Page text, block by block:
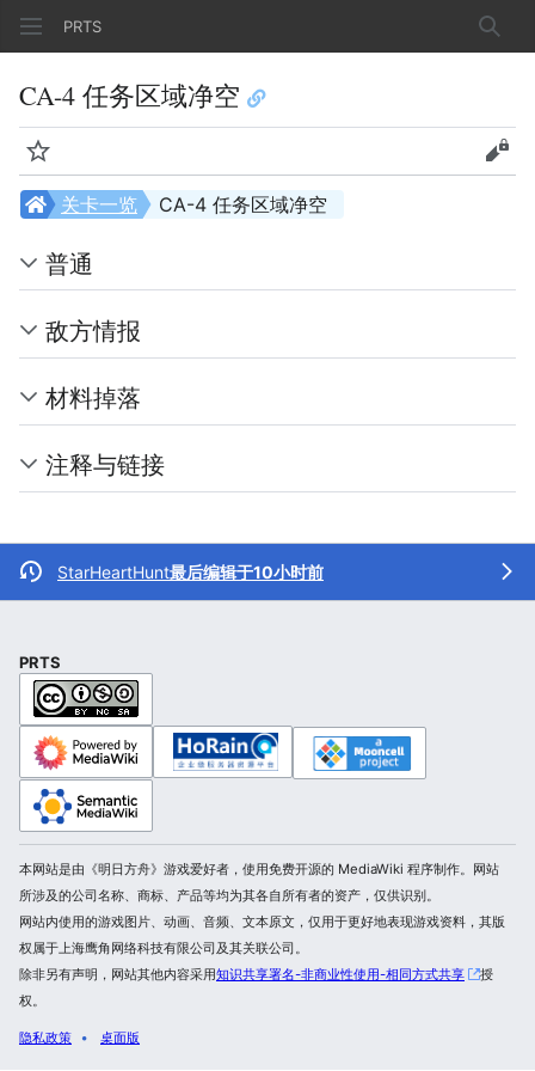
PRTS 搜索
CA-4 任务区域净空
监视 查看
CA-4 任务区域净空
关卡一览
普通
敌方情报
材料掉落
注释与链接
StarHeartHunt最后编辑于10小时前
PRTS
本网站是由《明日方舟》游戏爱好者，使用免费开源的 MediaWiki 程序制作。网站
所涉及的公司名称、商标、产品等均为其各自所有者的资产，仅供识别。
网站内使用的游戏图片、动画、音频、文本原文，仅用于更好地表现游戏资料，其版
权属于上海鹰角网络科技有限公司及其关联公司。
除非另有声明，网站其他内容采用知识共享署名-非商业性使用-相同方式共享
授
权。
隐私政策 桌面版